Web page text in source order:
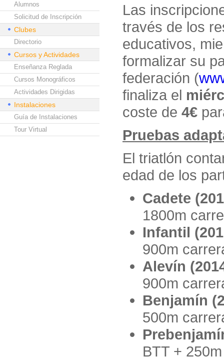
Alumnos
Solicitud de Inscripción
Clubes
Directorio
Cursos y Actividades
Enseñanza Reglada
Cursos Monográficos
Actividades Dirigidas
Instalaciones
Guía de Instalaciones
Tour Virtual
Las
través de los
educativos,
formalizar su
federación (
finaliza el
coste de 4€
Pruebas
El triatlón
edad de los
Cadete
1800m
Infantil
900m
Alevín
900m
Benjamín
500m
BTT +